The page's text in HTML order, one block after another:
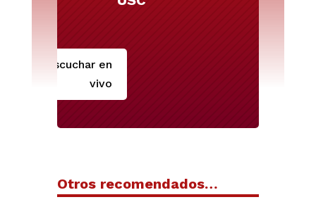
Escuchar en
vivo
Otros recomendados…